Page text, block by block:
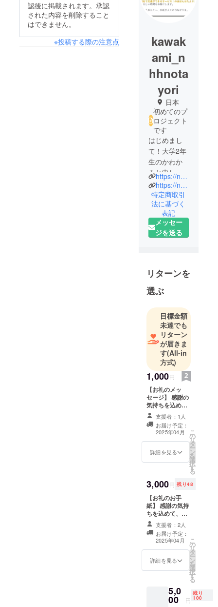
認後に掲載されます。承認
された内容を削除すること
はできません。
※投稿する際の注意点
kawak
ami_n
hhnota
yori
日本
初めてのプ
ロジェクト
です
はじめまし
て！大学2年
生のかわか
みと申しま
す。
高知県の高
校を卒業
し、現在は
幼児教育に
ついて学び
指して勉強
に励んでい
ます。
お手紙や日
本語の響き
が好きで、
文通の魅力
を沢山の方
に知ってほ
しいと思
い、来年の2
月までに、
匿名の文通
サービスを
提供できる
会社を起業
します！
士が繋が
り、文通相
手を探せる
ようなコ
ミュニティ
作成や、手
書きの温か
さをお届け
できるガリ
入などを準
備中です。
https://nhhnotayori.wixsite.com/nhhn-otayori/%E3%83%9B%E3%83%BC%E3%83%A0
https://nhhn-otayori.stores.jp/
特定商取引
法に基づく
表記
メッセー
ジを送る
リターンを
選ぶ
目標金額
未達でも
リターン
が届きま
す(All-in
方式)
1,000円
【お礼のメッ
セージ】 感謝の
気持ちを込め
て、お礼のメッ
セージをお送り
します。
支援者：1人
お届け予定：
2025年04月
詳細を見る
こ
の
リ
タ
ー
ン
を
選
択
す
る
3,000円 残り48
【お礼のお手
紙】 感謝の気持
ちを込めて、お
礼のお手紙をお
送りします。
支援者：2人
お届け予定：
2025年04月
詳細を見る
こ
の
リ
タ
ー
ン
を
選
択
す
る
5,0
00 円
残り
100